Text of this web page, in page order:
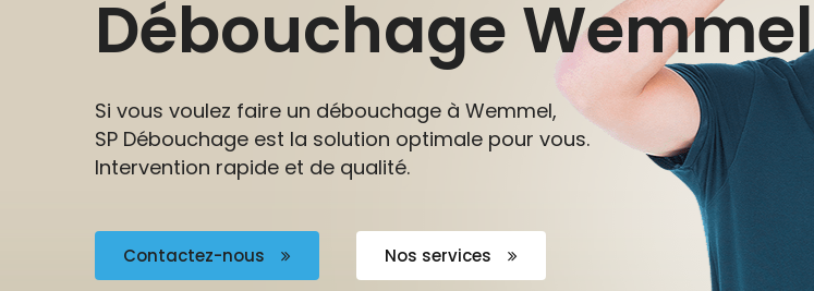
Débouchage Wemmel
Si vous voulez faire un débouchage à Wemmel,
SP Débouchage est la solution optimale pour vous.
Intervention rapide et de qualité.
Contactez-nous Nos services